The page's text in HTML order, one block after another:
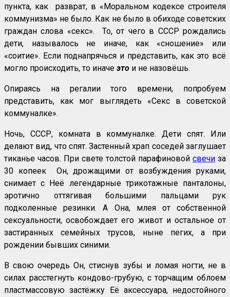
пункта, как разврат, в «Моральном кодексе строителя
коммунизма» не было. Как не было в обиходе советских
граждан слова «секс». То, от чего в СССР рождались
дети, называлось не иначе, как «сношение» или
«соитие». Если поднапрячься и представить, как это всё
могло происходить, то иначе это и не назовёшь.
Опираясь на регалии того времени, попробуем
представить, как мог выглядеть «Секс в советской
коммуналке».
Ночь, СССР, комната в коммуналке. Дети спят. Или
делают вид, что спят. Застенный храп соседей заглушает
тиканье часов. При свете толстой парафиновой свечи за
30 копеек Он, дрожащими от возбуждения руками,
снимает с Неё легендарные трикотажные панталоны,
эротично оттягивая большими пальцами рук
подколенные резинки. А Она, млея от собственной
сексуальности, освобождает его живот и остальное от
застиранных семейных трусов, ныне пегих, а при
рождении бывших синими.
В свою очередь Он, стиснув зубы и ломая ногти, не в
силах расстегнуть кондово-грубую, с торчащим облоем
пластмассовую застёжку Её аксессуара, недостойного